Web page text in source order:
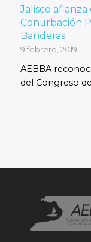
Jalisco
Conurbación
Banderas
9 febrero, 2019
AEBBA
del Congreso